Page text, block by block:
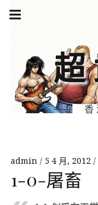
Skip
香
navigation
admin 5 4 月, 2012
1-0-屠畜